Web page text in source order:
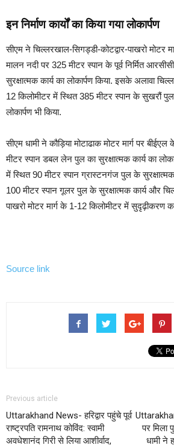
इन निर्माण कार्यों का किया गया लोकार्पण
सीएम ने चिल्लरखाल-सिगड्डी-कोटद्वार-पाखरो मोटर
मालन नदी पर 325 मीटर स्पान के पूर्व निर्मित
सुरक्षात्मक कार्य का लोकार्पण किया. इसके अलावा
12 किलोमीटर में स्थित 385 मीटर स्पान के सुखरौं पुल
लोकार्पण भी किया.
सीएम धामी ने कौड़िया मोटाढाक मोटर मार्ग पर
मीटर स्पान डबल लेन पुल का सुरक्षात्मक कार्य का
में स्थित 90 मीटर स्पान ग्रास्टनगंज पुल के
100 मीटर स्पान गूलर पुल के सुरक्षात्मक कार्य और
पाखरो मोटर मार्ग के 1-12 किलोमीटर में सुदृढ़ीकरण
Source link
Previous article
Uttarakhand News- हरिद्वार पहुंचे पूर्व
राष्ट्रपति रामनाथ कोविंद: स्वामी
अवधेशानंद गिरी से लिया आशीर्वाद,
पर मिला
धामी ने